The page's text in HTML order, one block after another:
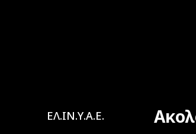
Main navigation
ΕΛ.ΙΝ.Υ.Α.Ε.